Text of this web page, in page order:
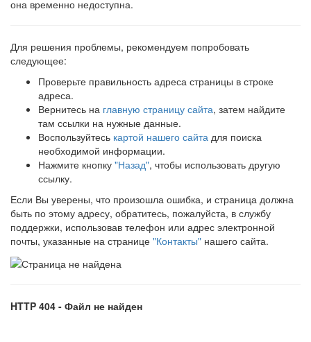
она временно недоступна.
Для решения проблемы, рекомендуем попробовать
следующее:
Проверьте правильность адреса страницы в строке
адреса.
Вернитесь на главную страницу сайта, затем найдите
там ссылки на нужные данные.
Воспользуйтесь картой нашего сайта для поиска
необходимой информации.
Нажмите кнопку "Назад", чтобы использовать другую
ссылку.
Если Вы уверены, что произошла ошибка, и страница должна
быть по этому адресу, обратитесь, пожалуйста, в службу
поддержки, использовав телефон или адрес электронной
почты, указанные на странице "Контакты" нашего сайта.
HTTP 404 - Файл не найден